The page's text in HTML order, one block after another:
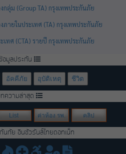
ลุ่ม (Group TA) กรุงเทพประกันภัย
ายในประเทศ (TA) กรุงเทพประกันภัย
ทศ (CTA) รายปี กรุงเทพประกันภัย
มูลประกัน
อัคคีภัย อุบัติเหตุ ชีวิต
ความล่าสุด
List ค่าห้อง รพ. คลิป
กันภัย อินชัวรันส์ไทยดอทเน็ท